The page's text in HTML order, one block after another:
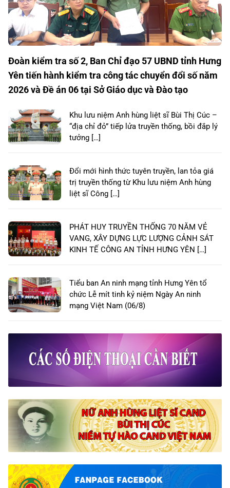
Đoàn kiểm tra số 2, Ban Chỉ đạo 57 UBND tỉnh Hưng
Yên tiến hành kiểm tra công tác chuyển đổi số năm
2026 và Đề án 06 tại Sở Giáo dục và Đào tạo
Khu lưu niệm Anh hùng liệt sĩ Bùi Thị Cúc –
“địa chỉ đỏ” tiếp lửa truyền thống, bồi đắp lý
tưởng […]
Đổi mới hình thức tuyên truyền, lan tỏa giá
trị truyền thống từ Khu lưu niệm Anh hùng
liệt sĩ Công […]
PHÁT HUY TRUYỀN THỐNG 70 NĂM VẺ
VANG, XÂY DỰNG LỰC LƯỢNG CẢNH SÁT
KINH TẾ CÔNG AN TỈNH HƯNG YÊN […]
Tiểu ban An ninh mạng tỉnh Hưng Yên tổ
chức Lễ mít tinh kỷ niệm Ngày An ninh
mạng Việt Nam (06/8)